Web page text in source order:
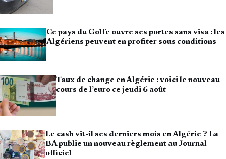
Ce pays du Golfe ouvre ses portes sans visa : les
Algériens peuvent en profiter sous conditions
Taux de change en Algérie : voici le nouveau
cours de l’euro ce jeudi 6 août
Le cash vit-il ses derniers mois en Algérie ? La
BA publie un nouveau règlement au Journal
officiel